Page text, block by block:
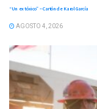
“Un ex tóxico” – Cartón de Karol García
AGOSTO 4, 2026